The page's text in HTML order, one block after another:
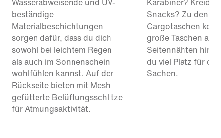
Wasserabweisende und UV-
beständige
Materialbeschichtungen
sorgen dafür, dass du dich
sowohl bei leichtem Regen
als auch im Sonnenschein
wohlfühlen kannst. Auf der
Rückseite bieten mit Mesh
gefütterte Belüftungsschlitze
für Atmungsaktivität.
Karabiner?
Snacks? Zu den
Cargotaschen
große Taschen an
Seitennähten
du viel Platz für
Sachen.